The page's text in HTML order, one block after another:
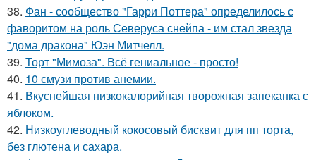
38. Фан - сообщество "Гарри Поттера" определилось с
фаворитом на роль Северуса снейпа - им стал звезда
"дома дракона" Юэн Митчелл.
39. Торт "Мимоза". Всё гениальное - просто!
40. 10 смузи против анемии.
41. Вкуснейшая низкокалорийная творожная запеканка с
яблоком.
42. Низкоуглеводный кокосовый бисквит для пп торта,
без глютена и сахара.